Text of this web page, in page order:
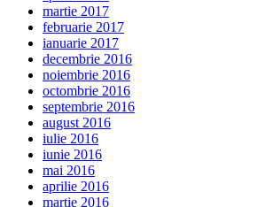
martie 2017
februarie 2017
ianuarie 2017
decembrie 2016
noiembrie 2016
octombrie 2016
septembrie 2016
august 2016
iulie 2016
iunie 2016
mai 2016
aprilie 2016
martie 2016